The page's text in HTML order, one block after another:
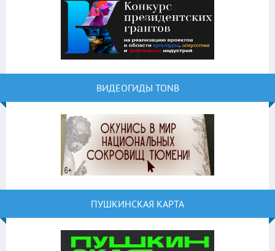
ВИДЕОГИДЫ TONB
ПУШКИНСКАЯ КАРТА